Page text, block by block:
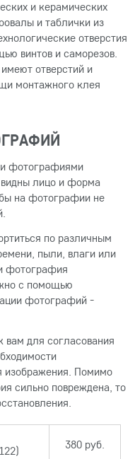
и керамических
и таблички из
отверстия
винтов и саморезов.
отверстий и
монтажного клея
фотографиями
лицо и форма
на фотографии не
по различным
пыли, влаги или
фотография
с помощью
фотографий -
вам для согласования
изображения. Помимо
сильно повреждена, то
380 руб.